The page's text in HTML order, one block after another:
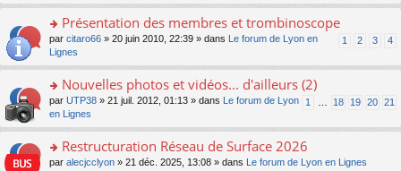
e
nt
u
s
ré
c
e
o
n
lu
le
u
s
ré
c
e
nt
s
s
g
o
n
lu
le
u
s
le
m
e
s
s
g
e
n
o
n
lu
o
s
er
le
m
e
s
s
Présentation des membres et trombinoscope
1 2 3 4
par citaro66 » 20 juin 2010, 22:39 » dans
Le forum de Lyon en
Lignes
o
n
s
er
le
Nouvelles photos et vidéos... d'ailleurs (2)
1 18 19 20 21
par UTP38 » 21 juil. 2012, 01:13 » dans
Le forum de Lyon
en Lignes
o
Restructuration Réseau de Surface 2026
par alecjcclyon » 21 déc. 2025, 13:08 » dans Le forum de Lyon en Lignes